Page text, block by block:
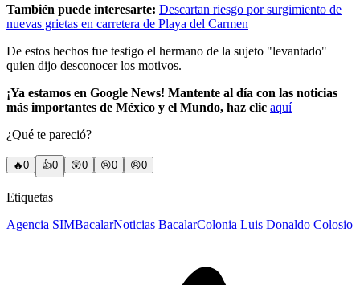
También puede interesarte: Descartan riesgo por surgimiento de
nuevas grietas en carretera de Playa del Carmen
De estos hechos fue testigo el hermano de la sujeto "levantado"
quien dijo desconocer los motivos.
¡Ya estamos en Google News! Mantente al día con las noticias
más importantes de México y el Mundo, haz clic aquí
¿Qué te pareció?
🔥0 👍0 😲0 😢0 😠0
Etiquetas
Agencia SIMBacalarNoticias BacalarColonia Luis Donaldo Colosio